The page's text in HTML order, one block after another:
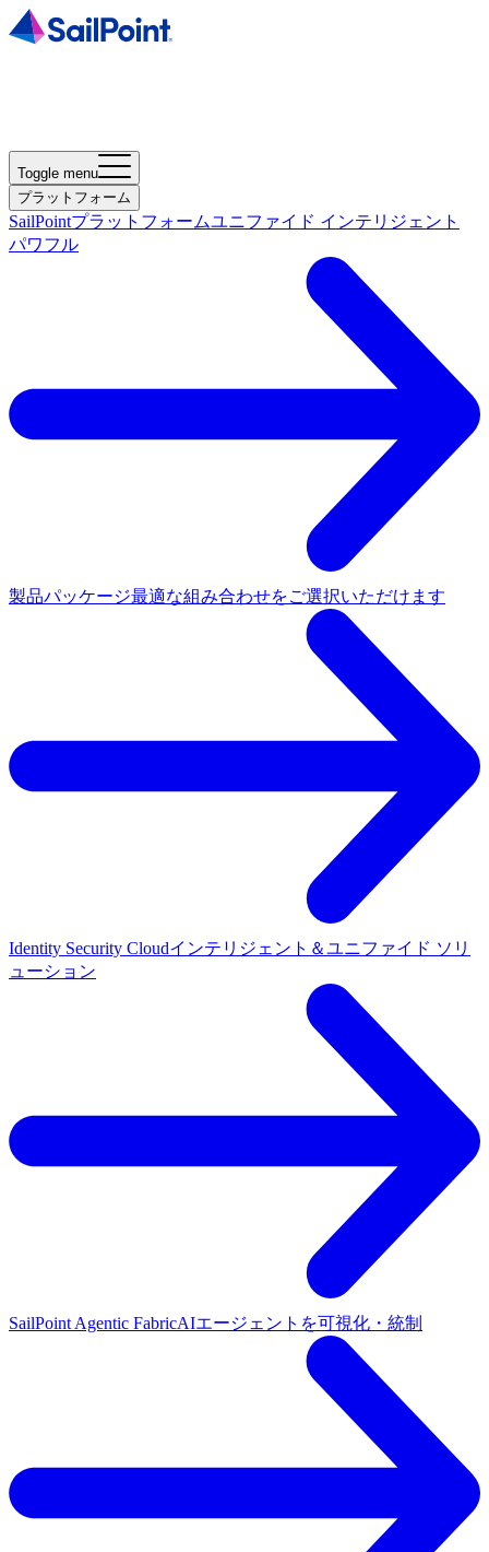
Toggle menu
プラットフォーム
SailPointプラットフォームユニファイド インテリジェント
パワフル
製品パッケージ最適な組み合わせをご選択いただけます
Identity Security Cloudインテリジェント＆ユニファイド ソリ
ューション
SailPoint Agentic FabricAIエージェントを可視化・統制